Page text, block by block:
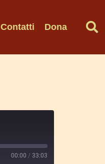
Contatti Dona
00:00 / 33:03